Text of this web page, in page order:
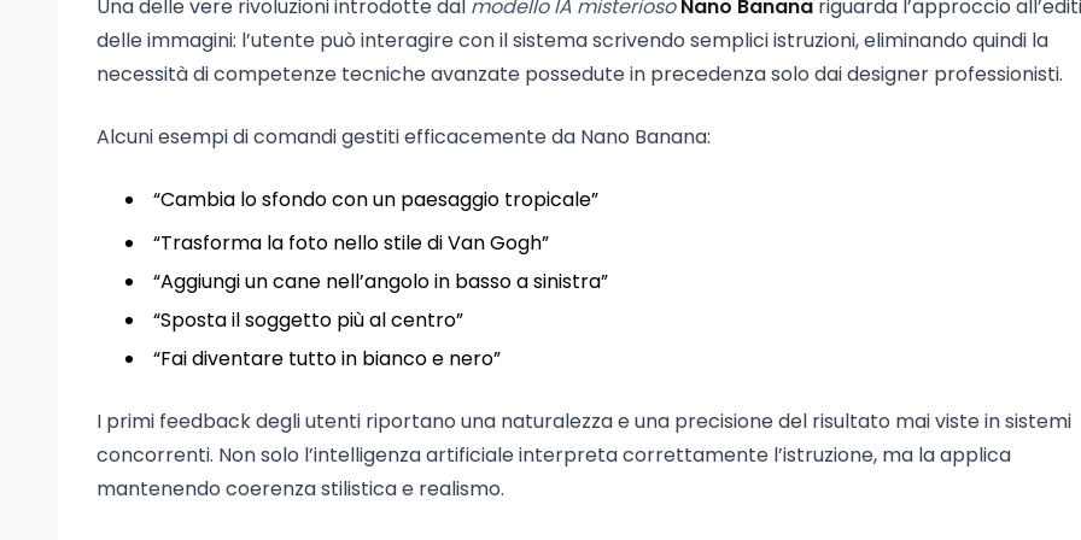
Una delle vere rivoluzioni introdotte dal modello IA misterioso Nano Banana riguarda l’approccio
delle immagini: l’utente può interagire con il sistema scrivendo semplici istruzioni, eliminando quindi la
necessità di competenze tecniche avanzate possedute in precedenza solo dai designer professionisti.
Alcuni esempi di comandi gestiti efficacemente da Nano Banana:
“Cambia lo sfondo con un paesaggio tropicale”
“Trasforma la foto nello stile di Van Gogh”
“Aggiungi un cane nell’angolo in basso a sinistra”
“Sposta il soggetto più al centro”
“Fai diventare tutto in bianco e nero”
I primi feedback degli utenti riportano una naturalezza e una precisione del risultato mai viste in sistemi
concorrenti. Non solo l’intelligenza artificiale interpreta correttamente l’istruzione, ma la applica
mantenendo coerenza stilistica e realismo.